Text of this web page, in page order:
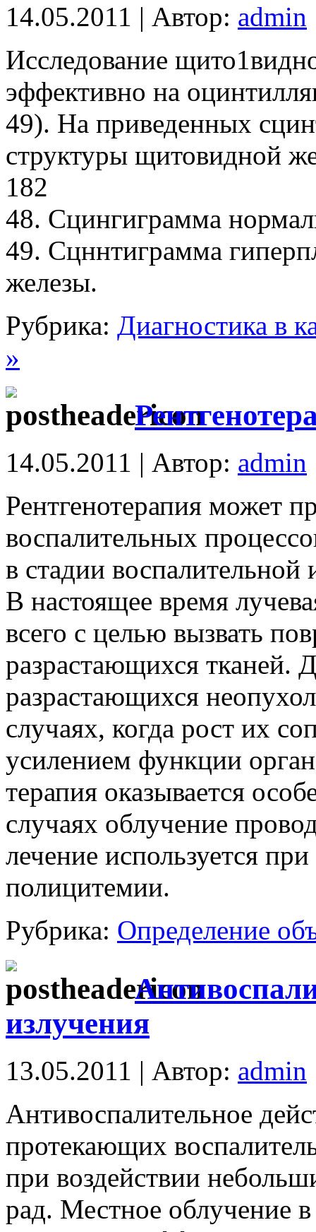
14.05.2011 | Автор: admin
Исследование
эффективно на
49). На приведенных
структуры щитовидной
182
48. Сцингиграмма
49. Сцннтиграмма
железы.
Рубрика: Диагностика в
»
14.05.2011 | Автор: admin
Рентгенотерапия может
воспалительных
в стадии
B настоящее время
всего с целью вызвать
разрастающихся тканей.
разрастающихся
случаях, когда рост их
усилением функции
терапия оказывается
случаях облучение
лечение используется
полицитемии.
Рубрика: Определение
излучения
13.05.2011 | Автор: admin
Антивоспалительное
протекающих
при воздействии
рад. Местное облучение в